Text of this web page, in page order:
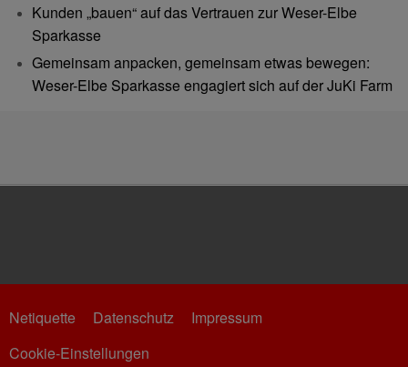
Kunden „bauen“ auf das Vertrauen zur Weser-Elbe
Sparkasse
Gemeinsam anpacken, gemeinsam etwas bewegen:
Weser-Elbe Sparkasse engagiert sich auf der JuKi Farm
Netiquette Datenschutz
Impressum
Cookie-Einstellungen